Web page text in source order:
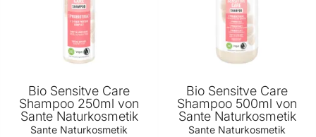
Bio Sensitve Care
Shampoo 250ml von
Sante Naturkosmetik
Sante Naturkosmetik
Bio Sensitve Care
Shampoo 500ml von
Sante Naturkosmetik
Sante Naturkosmetik